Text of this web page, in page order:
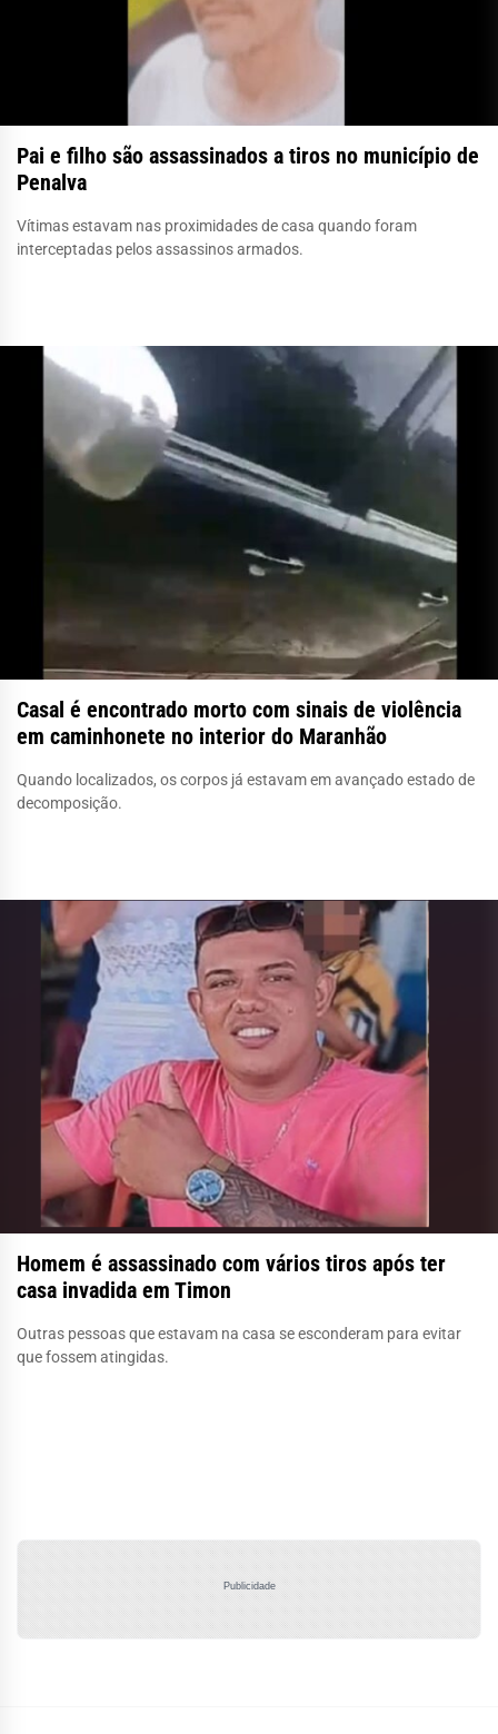
Pai e filho são assassinados a tiros no município de
Penalva
Vítimas estavam nas proximidades de casa quando foram
interceptadas pelos assassinos armados.
Casal é encontrado morto com sinais de violência
em caminhonete no interior do Maranhão
Quando localizados, os corpos já estavam em avançado estado de
decomposição.
Homem é assassinado com vários tiros após ter
casa invadida em Timon
Outras pessoas que estavam na casa se esconderam para evitar
que fossem atingidas.
Publicidade